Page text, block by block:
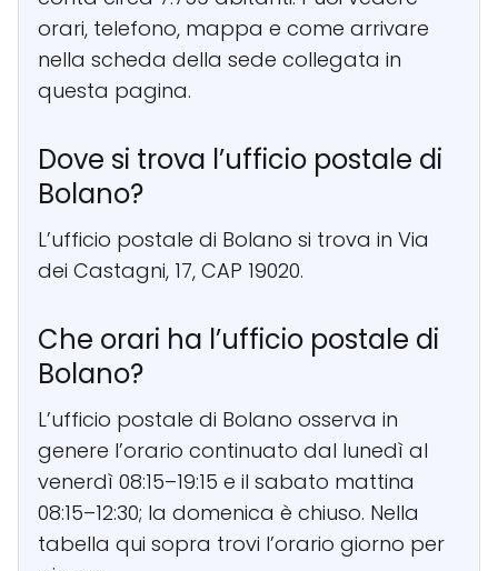
orari, telefono, mappa e come arrivare
nella scheda della sede collegata in
questa pagina.
Dove si trova l’ufficio postale di
Bolano?
L’ufficio postale di Bolano si trova in Via
dei Castagni, 17, CAP 19020.
Che orari ha l’ufficio postale di
Bolano?
L’ufficio postale di Bolano osserva in
genere l’orario continuato dal lunedì al
venerdì 08:15–19:15 e il sabato mattina
08:15–12:30; la domenica è chiuso. Nella
tabella qui sopra trovi l’orario giorno per